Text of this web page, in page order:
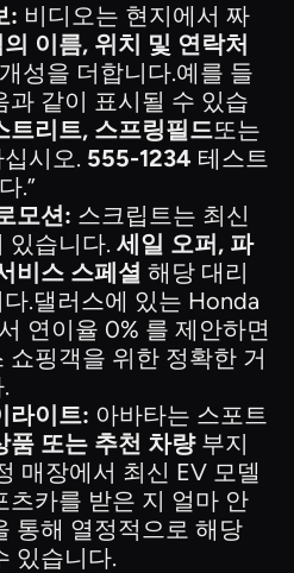
: 비디오는 현지에서 짜
이름, 위치 및 연락처
성을 더합니다.예를 들
과 같이 표시될 수 있습
트리트, 스프링필드또는
시오. 555-1234 테스트
.”
모션: 스크립트는 최신
있습니다. 세일 오퍼, 파
비스 스페셜 해당 대리
.댈러스에 있는 Honda
연이율 0% 를 제안하면
쇼핑객을 위한 정확한 거
라이트: 아바타는 스포트
품 또는 추천 차량부지
매장에서 최신 EV 모델
츠카를 받은 지 얼마 안
통해 열정적으로 해당
있습니다.